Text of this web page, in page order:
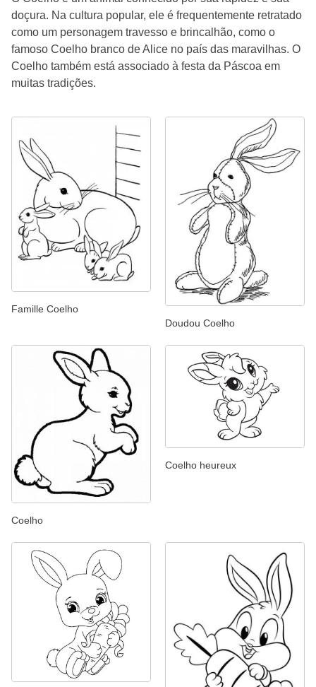
doçura. Na cultura popular, ele é frequentemente retratado
como um personagem travesso e brincalhão, como o
famoso Coelho branco de Alice no país das maravilhas. O
Coelho também está associado à festa da Páscoa em
muitas tradições.
Famille Coelho
Doudou Coelho
Coelho
Coelho heureux